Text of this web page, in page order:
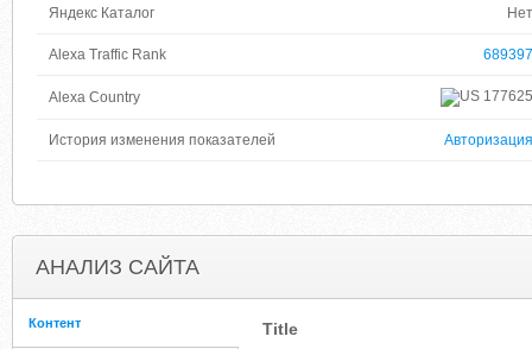
Яндекс Каталог Нет
Alexa Traffic Rank 689397
Alexa Country 177625
История изменения показателей Авторизация
АНАЛИЗ САЙТА
Контент Title